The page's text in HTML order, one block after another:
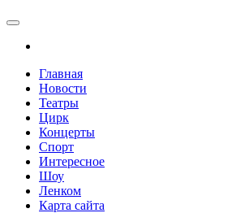
Главная
Новости
Театры
Цирк
Концерты
Спорт
Интересное
Шоу
Ленком
Карта сайта